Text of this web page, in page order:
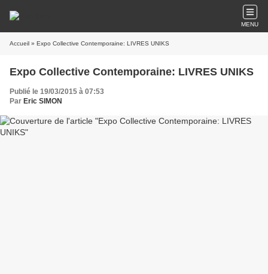
MENU
Accueil » Expo Collective Contemporaine: LIVRES UNIKS
Expo Collective Contemporaine: LIVRES UNIKS
Publié le 19/03/2015 à 07:53
Par Eric SIMON